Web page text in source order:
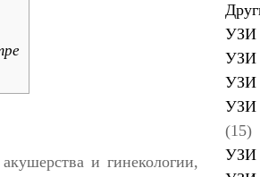
и гинекологии,
УЗИ
УЗИ
УЗИ
УЗИ
(15)
УЗИ